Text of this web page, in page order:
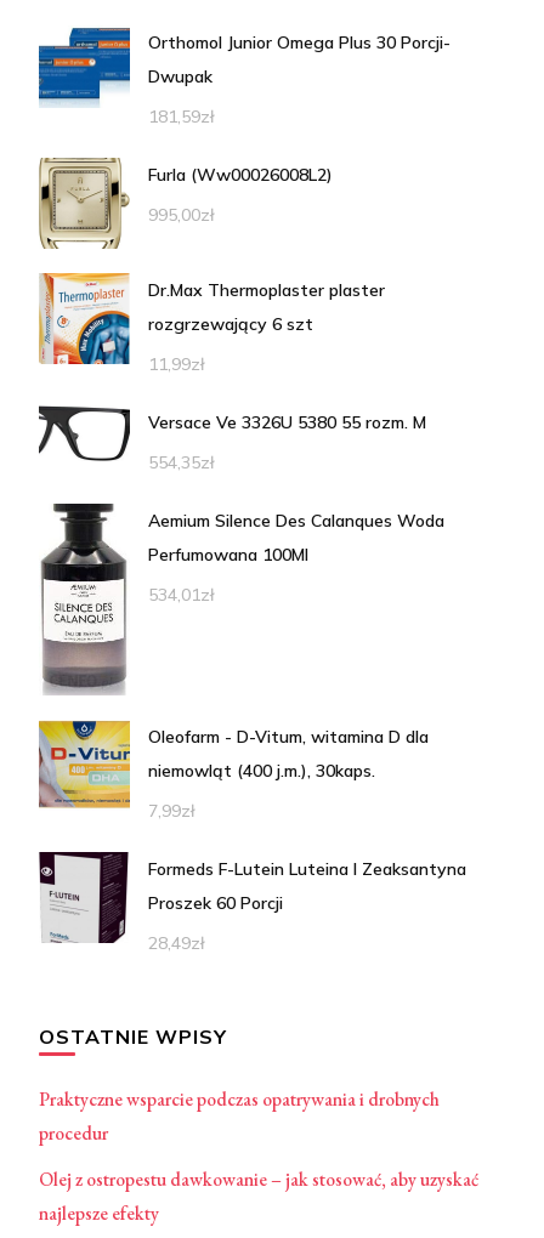
Orthomol Junior Omega Plus 30 Porcji-
Dwupak
181,59zł
Furla (Ww00026008L2)
995,00zł
Dr.Max Thermoplaster plaster
rozgrzewający 6 szt
11,99zł
Versace Ve 3326U 5380 55 rozm. M
554,35zł
Aemium Silence Des Calanques Woda
Perfumowana 100Ml
534,01zł
Oleofarm - D-Vitum, witamina D dla
niemowląt (400 j.m.), 30kaps.
7,99zł
Formeds F-Lutein Luteina I Zeaksantyna
Proszek 60 Porcji
28,49zł
OSTATNIE WPISY
Praktyczne wsparcie podczas opatrywania i drobnych
procedur
Olej z ostropestu dawkowanie – jak stosować, aby uzyskać
najlepsze efekty